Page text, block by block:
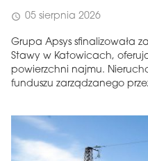
schedule 05 sierpnia 2026
Grupa Apsys sfinalizowała
Stawy w Katowicach,
powierzchni najmu.
funduszu zarządzanego